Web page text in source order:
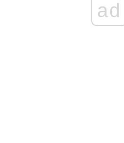
ad